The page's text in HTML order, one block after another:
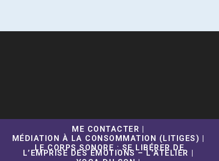
ME CONTACTER
MÉDIATION À LA CONSOMMATION (LITIGES)
LE CORPS SONORE : SE LIBÉRER DE
L’EMPRISE DES ÉMOTIONS – L’ATELIER